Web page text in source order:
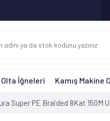
Olta İğneleri Kamış Makine
Super PE Braided 8Kat 150M